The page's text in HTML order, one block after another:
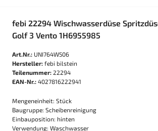
febi 22294 Wischwasserdüse
Golf 3 Vento 1H6955985
Art.Nr.: UNI764W506
Hersteller: febi bilstein
Teilenummer: 22294
EAN-Nr.: 4027816222941
Mengeneinheit: Stück
Baugruppe: Scheibenreinigung
Einbauposition: hinten
Verwendung: Waschwasser